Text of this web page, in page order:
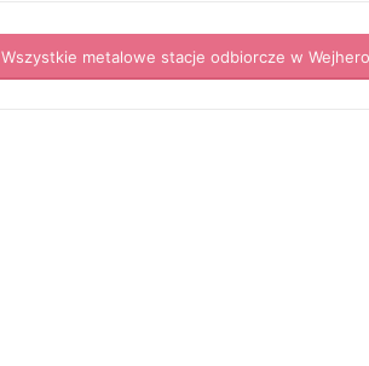
Wszystkie metalowe stacje odbiorcze w